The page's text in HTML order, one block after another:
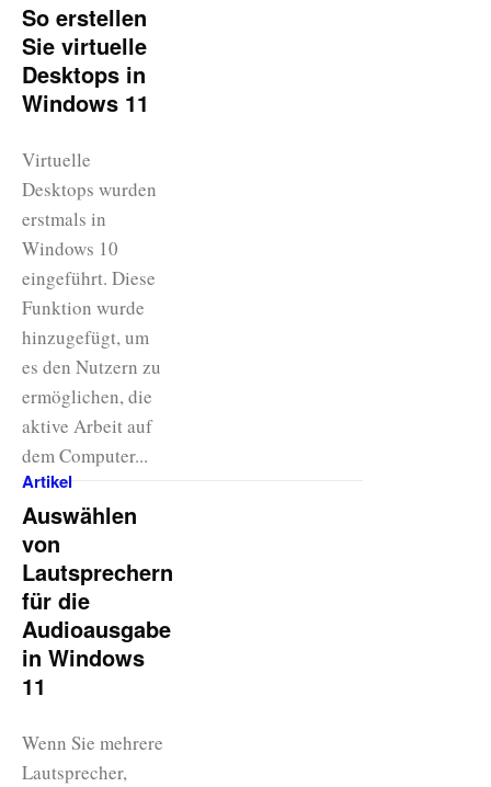
So erstellen
Sie virtuelle
Desktops in
Windows 11
Virtuelle
Desktops wurden
erstmals in
Windows 10
eingeführt. Diese
Funktion wurde
hinzugefügt, um
es den Nutzern zu
ermöglichen, die
aktive Arbeit auf
dem Computer...
Artikel
Auswählen
von
Lautsprechern
für die
Audioausgabe
in Windows
11
Wenn Sie mehrere
Lautsprecher,